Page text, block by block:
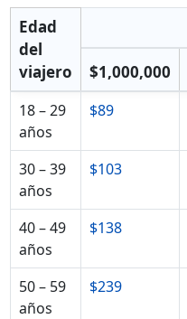
Edad
del
viajero
$1,000,000
18 – 29
años
$89
30 – 39
años
$103
40 – 49
años
$138
50 – 59
años
$239